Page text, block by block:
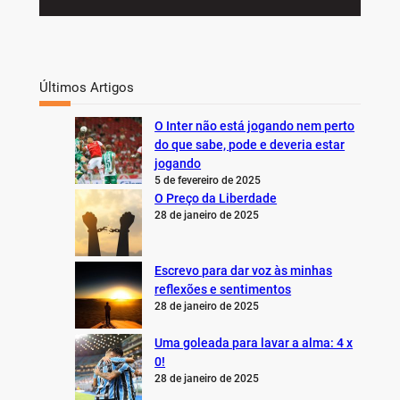
Últimos Artigos
O Inter não está jogando nem perto
do que sabe, pode e deveria estar
jogando
5 de fevereiro de 2025
O Preço da Liberdade
28 de janeiro de 2025
Escrevo para dar voz às minhas
reflexões e sentimentos
28 de janeiro de 2025
Uma goleada para lavar a alma: 4 x
0!
28 de janeiro de 2025